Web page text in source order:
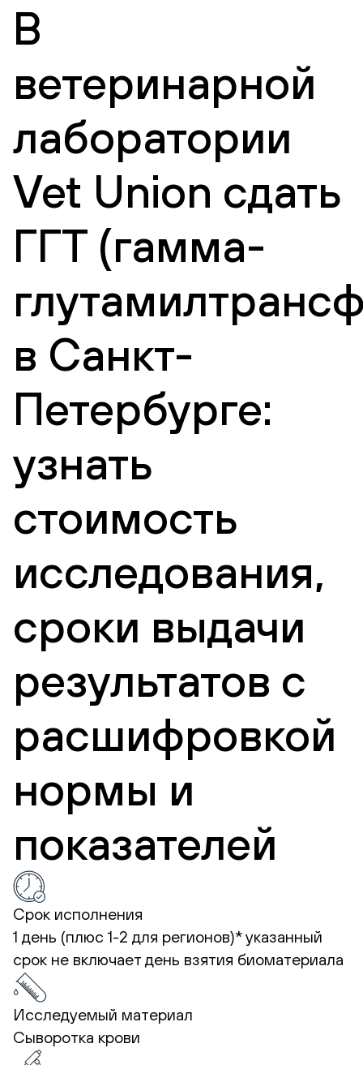
В
ветеринарной
лаборатории
Vet Union сдать
ГГТ (гамма-
в Санкт-
Петербурге:
узнать
стоимость
исследования,
сроки выдачи
результатов с
расшифровкой
нормы и
показателей
Срок исполнения
1 день (плюс 1-2 для регионов)*указанный
срок не включает день взятия биоматериала
Исследуемый материал
Сыворотка крови